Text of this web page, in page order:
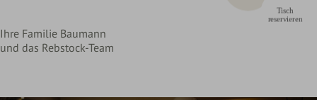
Ihre Familie Baumann
und das Rebstock-Team
Tisch
reservieren
buchen